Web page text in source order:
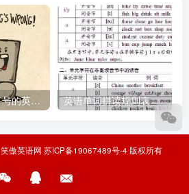
这里有一份常用标点符号的英文说法，请收好 英语单词拼读规则表
笑傲英语网 苏ICP备19067489号-4 版权所有